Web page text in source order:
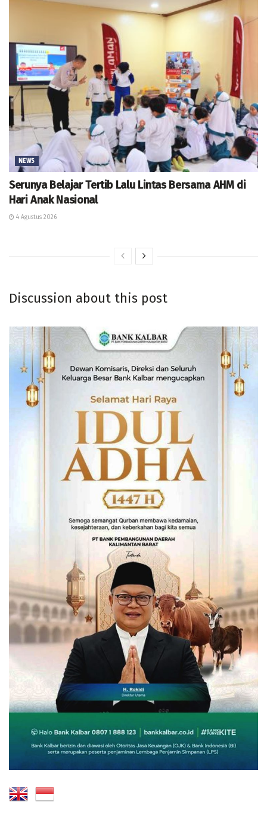
NEWS
Serunya Belajar Tertib Lalu Lintas Bersama AHM di
Hari Anak Nasional
4 Agustus 2026
Discussion about this post